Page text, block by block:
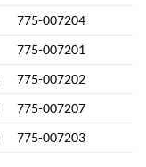
775-007204
775-007201
775-007202
775-007207
775-007203